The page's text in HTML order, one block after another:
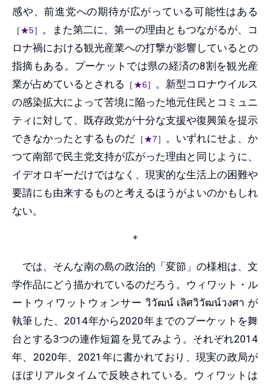
感や、前進党への期待が広がっている可能性はある
［ ★5］
。また第二に、第一の理由ともつながるが、コ
ロナ禍における観光産業への打撃が影響しているとの
指摘もある。プーケットでは県の経済の8割を観光産
業が占めているとされる
［ ★6］
。新型コロナウイルス
の感染拡大によって苦境に陥った地元住民とコミュニ
ティに対して、既存政党が十分な支援や復興策を提示
できなかったとするものだ ［ ★7 ］
。いずれにせよ、か
つて南部で民主党支持が広がった理由と同じように、
イデオロギーだけではなく、現実的な生活上の困難や
要請にも由来するものと考えるほうがよいのかもしれ
ない。
＊
では、そんな南の島の政治的「変節」の様相は、文
学作品にどう描かれているのだろう。ウィワット・ル
ートウィワットウォンサー วิวัฒน์ เลิศวิวัฒน์วงศา が
執筆した、2014年から2020年までのプーケットを舞
台とする3つの連作短篇を見てみよう。それぞれ2014
年、2020年、2021年に書かれており、現実の政局が
ほぼリアルタイムで反映されている。ウィワットは